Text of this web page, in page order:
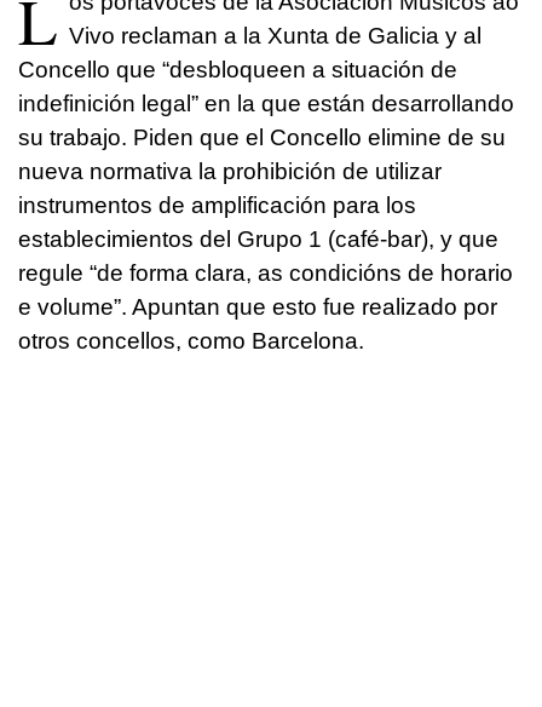
L Vivo reclaman a la Xunta de Galicia y al
Concello que “desbloqueen a situación de
indefinición legal” en la que están desarrollando
su trabajo. Piden que el Concello elimine de su
nueva normativa la prohibición de utilizar
instrumentos de amplificación para los
establecimientos del Grupo 1 (café-bar), y que
regule “de forma clara, as condicións de horario
e volume”. Apuntan que esto fue realizado por
otros concellos, como Barcelona.